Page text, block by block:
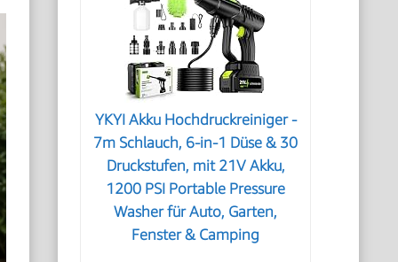
YKYI Akku Hochdruckreiniger -
7m Schlauch, 6-in-1 Düse & 30
Druckstufen, mit 21V Akku,
1200 PSI Portable Pressure
Washer für Auto, Garten,
Fenster & Camping